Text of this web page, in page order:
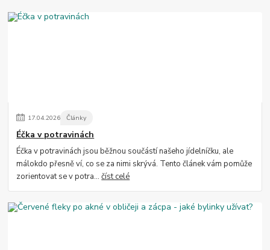
17.04.2026 Články
Éčka v potravinách
Éčka v potravinách jsou běžnou součástí našeho jídelníčku, ale
málokdo přesně ví, co se za nimi skrývá. Tento článek vám pomůže
zorientovat se v potra...číst celé